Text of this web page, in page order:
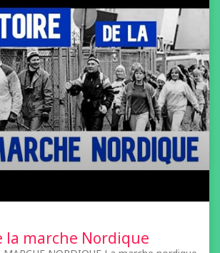
la marche Nordique